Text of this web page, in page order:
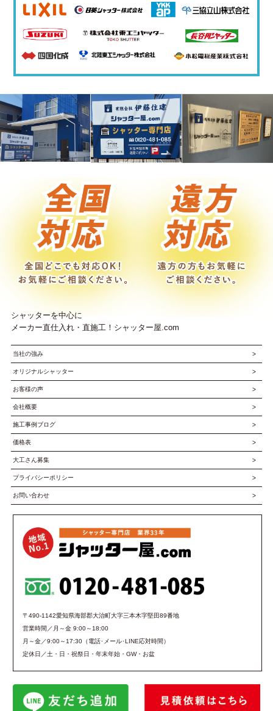
シャッターを中心に
メーカー直仕入れ・直施工！シャッター屋.com
当社の強み
オリジナルシャッター
お客様の声
会社概要
施工事例ブログ
価格表
大工さん募集
プライバシーポリシー
お問い合わせ
〒490-1142愛知県海部郡大治町大字三本木字堅田89番地
営業時間／月～金 9:00～18:00
月～金／9:00～17:30（電話･メール･LINE応対時間）
定休日／土・日・祝祭日・年末年始・GW・お盆